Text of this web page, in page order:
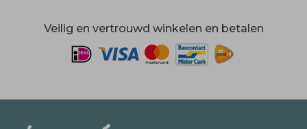
Veilig en vertrouwd winkelen en betalen